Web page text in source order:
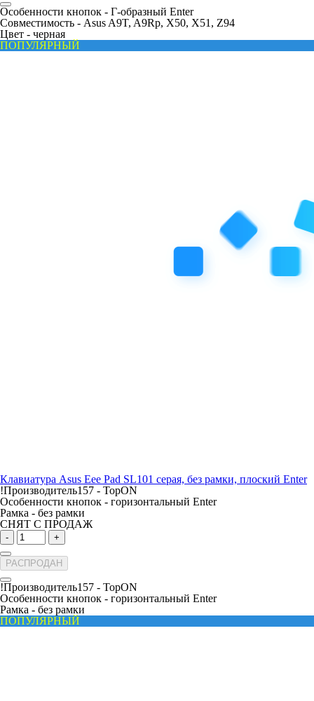
Особенности кнопок - Г-образный Enter
Совместимость - Asus A9T, A9Rp, X50, X51, Z94
Цвет - черная
ПОПУЛЯРНЫЙ
Клавиатура Asus Eee Pad SL101 серая, без рамки, плоский Enter
!Производитель157 - TopON
Особенности кнопок - горизонтальный Enter
Рамка - без рамки
СНЯТ С ПРОДАЖ
- +
РАСПРОДАН
!Производитель157 - TopON
Особенности кнопок - горизонтальный Enter
Рамка - без рамки
ПОПУЛЯРНЫЙ